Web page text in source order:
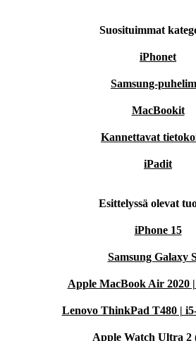
Suosituimmat
iPhonet
Samsung-
MacBookit
Kannettavat
iPadit
Esittelyssä olevat
iPhone 15
Samsung Galaxy
Apple MacBook Air 2020
Lenovo ThinkPad T480 |
Apple Watch Ultra 2